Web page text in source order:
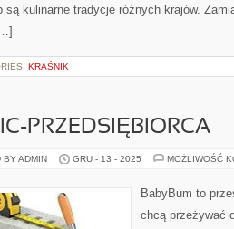
są kulinarne tradycje różnych krajów.
KRAŚNIK
PRZEDSIĘBIORCA
BY ADMIN GRU - 13 - 2025 MOŻLIWOŚĆ
BabyBum to
chcą przeżywać